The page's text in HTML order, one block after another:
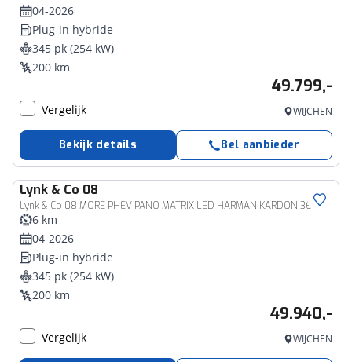
04-2026
Plug-in hybride
345 pk (254 kW)
200 km
49.799,-
Vergelijk WIJCHEN
Bekijk details Bel aanbieder
Lynk & Co 08
Lynk & Co 08 MORE PHEV PANO MATRIX LED HARMAN KARDON 360°CAM | PHEV
6 km
04-2026
Plug-in hybride
345 pk (254 kW)
200 km
49.940,-
Vergelijk WIJCHEN